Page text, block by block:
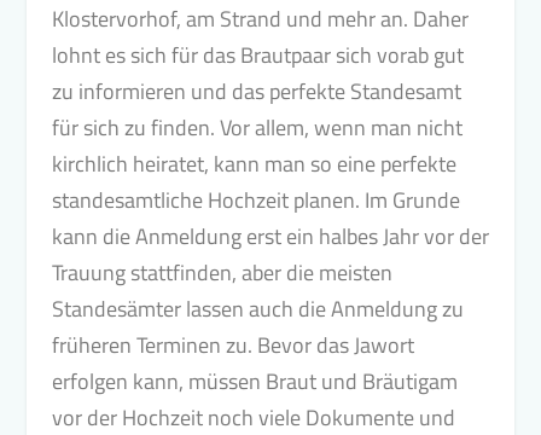
Klostervorhof, am Strand und mehr an. Daher
lohnt es sich für das Brautpaar sich vorab gut
zu informieren und das perfekte Standesamt
für sich zu finden. Vor allem, wenn man nicht
kirchlich heiratet, kann man so eine perfekte
standesamtliche Hochzeit planen. Im Grunde
kann die Anmeldung erst ein halbes Jahr vor der
Trauung stattfinden, aber die meisten
Standesämter lassen auch die Anmeldung zu
früheren Terminen zu. Bevor das Jawort
erfolgen kann, müssen Braut und Bräutigam
vor der Hochzeit noch viele Dokumente und